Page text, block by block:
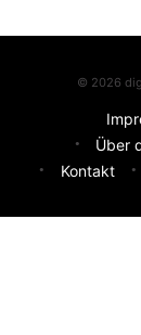
© 2026
Über
Kontakt